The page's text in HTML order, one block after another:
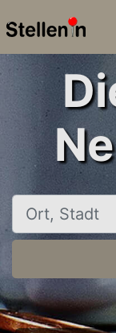
Ort, Stadt